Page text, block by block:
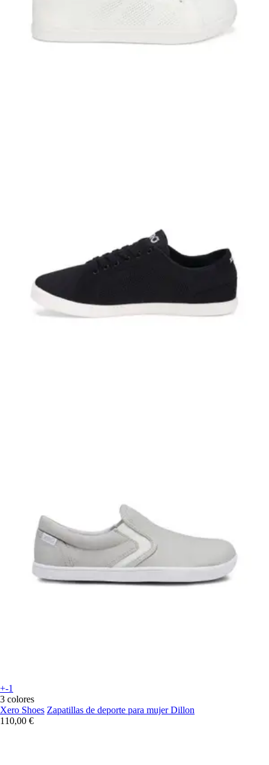
+-1
3 colores
Xero Shoes Zapatillas de deporte para mujer Dillon
110,00 €